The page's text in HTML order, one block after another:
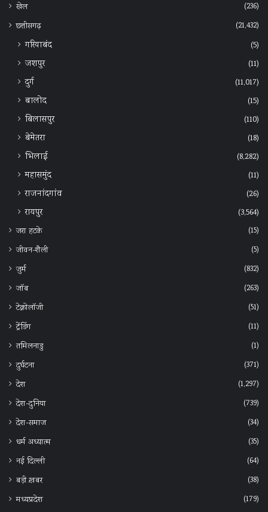
खेल
(236)
छत्तीसगढ़
(21,432)
गरियाबंद
(5)
जशपुर
(11)
दुर्ग
(11,017)
बालोद
(15)
बिलासपुर
(110)
बेमेतरा
(18)
भिलाई
(8,282)
महासमुंद
(11)
राजनांदगांव
(26)
रायपुर
(3,564)
जरा हटके
(15)
जीवन-शैली
(5)
जुर्म
(832)
जॉब
(263)
टेक्नोलॉजी
(51)
ट्रेंडिंग
(11)
तमिलनाडु
(1)
दुर्घटना
(371)
देश
(1,297)
देश-दुनिया
(739)
देश-समाज
(34)
धर्म अध्यात्म
(35)
नई दिल्ली
(64)
बड़ी ख़बर
(38)
मध्यप्रदेश
(179)